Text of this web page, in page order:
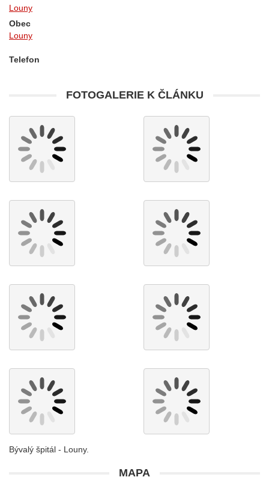
Louny
Obec
Louny
Telefon
FOTOGALERIE K ČLÁNKU
Bývalý špitál - Louny.
MAPA